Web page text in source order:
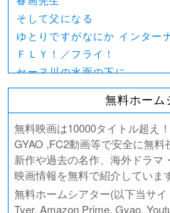
そして父になる
ゆとりですがなにか インター
ＦＬＹ！／フライ！
セーヌ川の水面の下に
北極百貨店のコンシェルジュ
好きでも嫌いなあまのじゃく
デジモンアドベンチャー02
範馬刃牙VSケンガンアシュラ
一月の声に歓びを刻め
PLAY! ～勝つとか負けるとか
ULTRAMAN： RISING
無料ホーム
無料映画は10000タイトル超え
GYAO ,FC2動画等で安全に無
新作や過去の名作、海外ドラマ
映画情報を無料で紹介しています
無料ホームシアター(以下当サ
Tver, Amazon Prime, Gyao,